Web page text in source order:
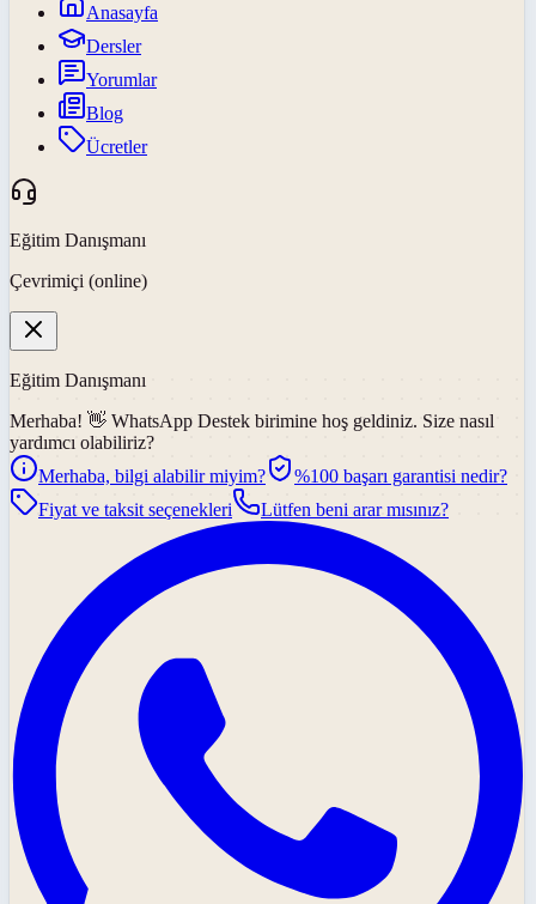
Anasayfa
Dersler
Yorumlar
Blog
Ücretler
Eğitim Danışmanı
Çevrimiçi (online)
Eğitim Danışmanı
Merhaba! 👋 WhatsApp Destek birimine hoş geldiniz. Size nasıl
yardımcı olabiliriz?
Merhaba, bilgi alabilir miyim?
%100 başarı garantisi nedir?
Fiyat ve taksit seçenekleri
Lütfen beni arar mısınız?